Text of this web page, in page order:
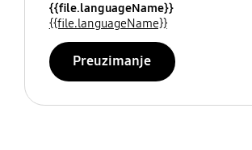
{{file.languageName}}
{{file.languageName}}
Preuzimanje